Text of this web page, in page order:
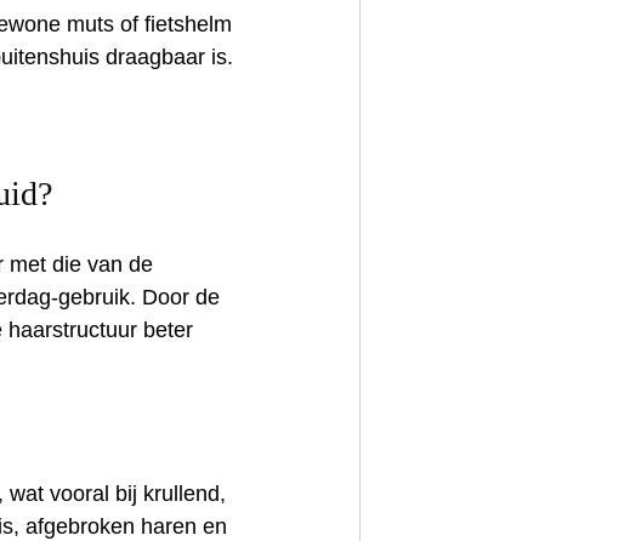
muts of fietshelm
draagbaar is.
met die van de
Door de
haarstructuur beter
wat vooral bij krullend,
afgebroken haren en